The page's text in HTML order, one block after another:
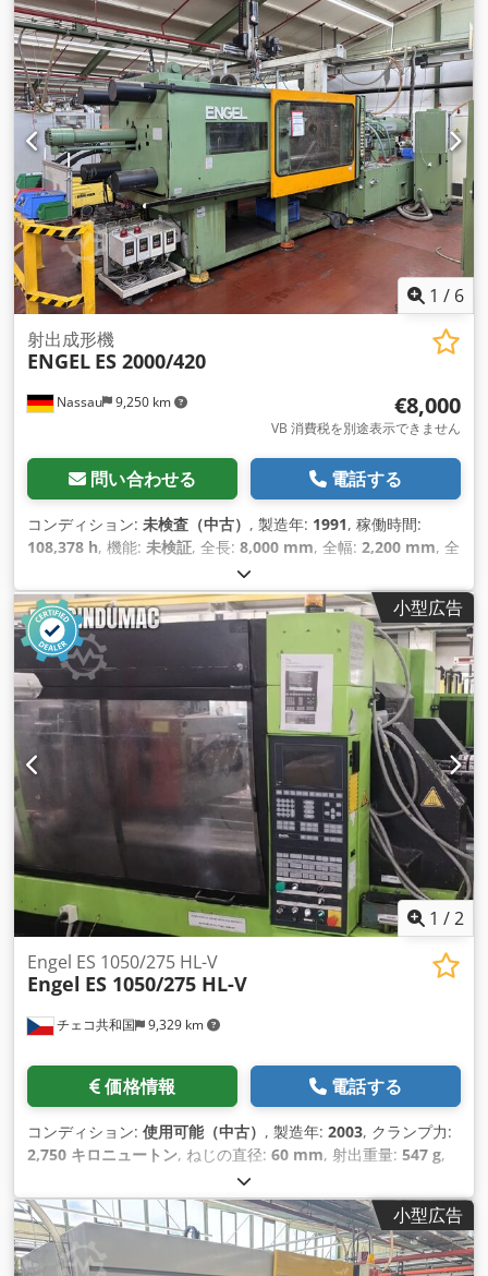
1 / 6
Nassau 9,250 km
射出成形機
ENGEL ES 2000/420
€8,000
VB 消費税を別途表示できません
問い合わせる 電話する
コンディション: 未検査（中古） , 製造年: 1991, 稼働時間:
108,378 h, 機能: 未検証, 全長: 8,000 mm, 全幅: 2,200 mm, 全
20,200 kg（キログラム）
小型広告
1 /2
チェコ共和国 9,329 km
Engel ES 1050/275 HL-V
Engel ES 1050/275 HL-V
価格情報 電話する
コンディション: 使用可能（中古） , 製造年: 2003, クランプ力:
2,750 キロニュートン, ねじの直径: 60 mm, 射出重量: 547 g,
小型広告